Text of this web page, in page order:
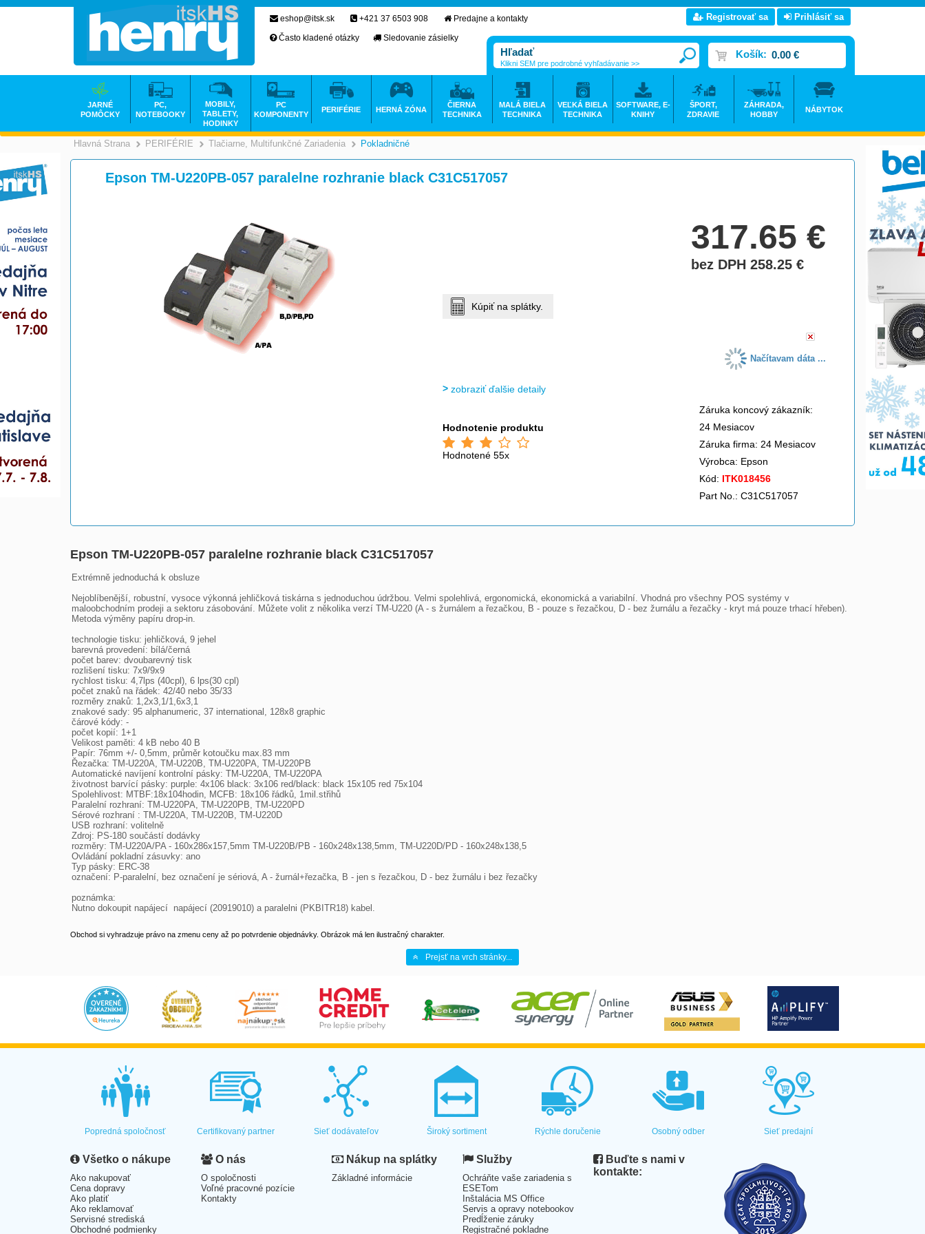
Hlavná Strana >
PERIFÉRIE >
Tlačiarne, Multifunkčné Zariadenia >
Pokladničné
Epson TM-U220PB-057 paralelne rozhranie black C31C517057
317.65€
bez DPH 258.25€
Kúpiť na splátky.
Načítavam dáta ...
zobraziť ďalšie detaily
Hodnotenie produktu
Hodnotené 55x
Záruka koncový zákazník:
24 Mesiacov
Záruka firma: 24 Mesiacov
Výrobca: Epson
Kód: ITK018456
Part No.: C31C517057
Epson TM-U220PB-057 paralelne rozhranie black C31C517057
Extrémně jednoduchá k obsluze
Nejoblíbenější, robustní, vysoce výkonná jehličková tiskárna s jednoduchou údržbou. Velmi spolehlivá, ergonomická, ekonomická a variabilní. Vhodná pro všechny POS systémy v
maloobchodním prodeji a sektoru zásobování. Můžete volit z několika verzí TM-U220 (A - s žurnálem a řezačkou, B - pouze s řezačkou, D - bez žurnálu a řezačky - kryt má pouze trhací hřeben).
Metoda výměny papíru drop-in.
technologie tisku: jehličková, 9 jehel
barevná provedení: bílá/černá
počet barev: dvoubarevný tisk
rozlišení tisku: 7x9/9x9
rychlost tisku: 4,7lps (40cpl), 6 lps(30 cpl)
počet znaků na řádek: 42/40 nebo 35/33
rozměry znaků: 1,2x3,1/1,6x3,1
znakové sady: 95 alphanumeric, 37 international, 128x8 graphic
čárové kódy: -
počet kopií: 1+1
Velikost paměti: 4 kB nebo 40 B
Papír: 76mm +/- 0,5mm, průměr kotoučku max.83 mm
Řezačka: TM-U220A, TM-U220B, TM-U220PA, TM-U220PB
Automatické navíjení kontrolní pásky: TM-U220A, TM-U220PA
životnost barvící pásky: purple: 4x106 black: 3x106 red/black: black 15x105 red 75x104
Spolehlivost: MTBF:18x104hodin, MCFB: 18x106 řádků, 1mil.střihů
Paralelní rozhraní: TM-U220PA, TM-U220PB, TM-U220PD
Sérové rozhraní : TM-U220A, TM-U220B, TM-U220D
USB rozhraní: volitelně
Zdroj: PS-180 součástí dodávky
rozměry: TM-U220A/PA - 160x286x157,5mm TM-U220B/PB - 160x248x138,5mm, TM-U220D/PD - 160x248x138,5
Ovládání pokladní zásuvky: ano
Typ pásky: ERC-38
označení: P-paralelní, bez označení je sériová, A - žurnál+řezačka, B - jen s řezačkou, D - bez žurnálu i bez řezačky
poznámka:
Nutno dokoupit napájecí  napájecí (20919010) a paralelni (PKBITR18) kabel.
Obchod si vyhradzuje právo na zmenu ceny až po potvrdenie objednávky. Obrázok má len ilustračný charakter.
Prejsť na vrch stránky...
eshop@itsk.sk +421 37 6503 908
Predajne a kontakty
Často kladené otázky
Sledovanie zásielky
Registrovať sa Prihlásiť sa
Košík: 0.00 €
Klikni SEM pre podrobné vyhľadávanie >>
JARNÉ
POMÔCKY
PC,
NOTEBOOKY
MOBILY,
TABLETY,
HODINKY
PC
KOMPONENTY
PERIFÉRIE HERNÁ ZÓNA
ČIERNA
TECHNIKA
MALÁ BIELA
TECHNIKA
VEĽKÁ BIELA
TECHNIKA
SOFTWARE, E-
KNIHY
ŠPORT,
ZDRAVIE
ZÁHRADA,
HOBBY
NÁBYTOK
Popredná spoločnosť Certifikovaný partner Sieť dodávateľov Široký sortiment Rýchle doručenie Osobný odber Sieť predajní
Všetko o nákupe
Ako nakupovať
Cena dopravy
Ako platiť
Ako reklamovať
Servisné strediská
Obchodné podmienky
O nás
O spoločnosti
Voľné pracovné pozície
Kontakty
Nákup na splátky
Základné informácie
Služby
Ochráňte vaše zariadenia s
ESETom
Inštalácia MS Office
Servis a opravy notebookov
Predĺženie záruky
Registračné pokladne
Buďte s nami v
kontakte: